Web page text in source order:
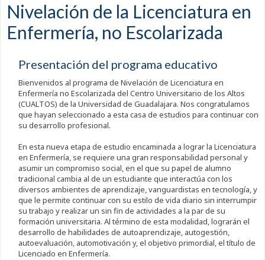
Nivelación de la Licenciatura en
Enfermería, no Escolarizada
Presentación del programa educativo
Bienvenidos al programa de Nivelación de Licenciatura en
Enfermería no Escolarizada del Centro Universitario de los Altos
(CUALTOS) de la Universidad de Guadalajara. Nos congratulamos
que hayan seleccionado a esta casa de estudios para continuar con
su desarrollo profesional.
En esta nueva etapa de estudio encaminada a lograr la Licenciatura
en Enfermería, se requiere una gran responsabilidad personal y
asumir un compromiso social, en el que su papel de alumno
tradicional cambia al de un estudiante que interactúa con los
diversos ambientes de aprendizaje, vanguardistas en tecnología, y
que le permite continuar con su estilo de vida diario sin interrumpir
su trabajo y realizar un sin fin de actividades a la par de su
formación universitaria. Al término de esta modalidad, lograrán el
desarrollo de habilidades de autoaprendizaje, autogestión,
autoevaluación, automotivación y, el objetivo primordial, el título de
Licenciado en Enfermería.